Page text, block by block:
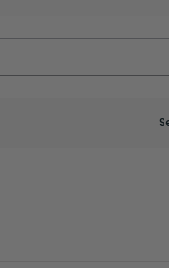
Facebook